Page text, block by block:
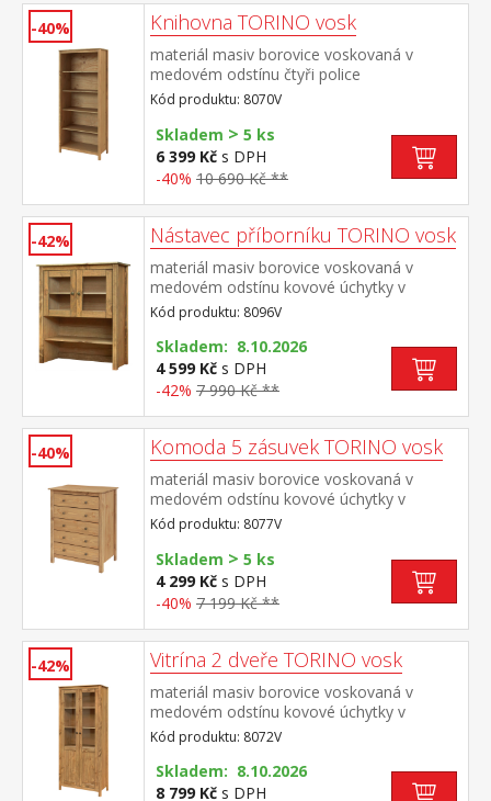
-40% Knihovna TORINO vosk
materiál masiv borovice voskovaná v
medovém odstínu čtyři police
Kód produktu: 8070V
Skladem > 5 ks
6 399 Kč s DPH
-40% 10 690 Kč **
-42% Nástavec příborníku TORINO vosk
materiál masiv borovice voskovaná v
medovém odstínu kovové úchytky v
barevném provedení černěná mosaz 2
prosklené dveře, 1 police nástavec
příborníku 8095V
Kód produktu: 8096V
Skladem: 8.10.2026
4 599 Kč s DPH
-42% 7 990 Kč **
-40% Komoda 5 zásuvek TORINO vosk
materiál masiv borovice voskovaná v
medovém odstínu kovové úchytky v
barevném provedení černěná mosaz pět
zásuvek s kovovými pojezdy
Kód produktu: 8077V
Skladem > 5 ks
4 299 Kč s DPH
-40% 7 199 Kč **
-42% Vitrína 2 dveře TORINO vosk
materiál masiv borovice voskovaná v
medovém odstínu kovové úchytky v
barevném provedení černěná mosaz dvoje
částečně prosklené dveře, čtyři police
Kód produktu: 8072V
Skladem: 8.10.2026
8 799 Kč s DPH